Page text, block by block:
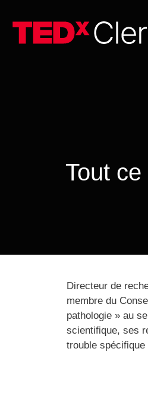
Tout
Directeur de
membre du
pathologie » au
scientifique, ses
trouble